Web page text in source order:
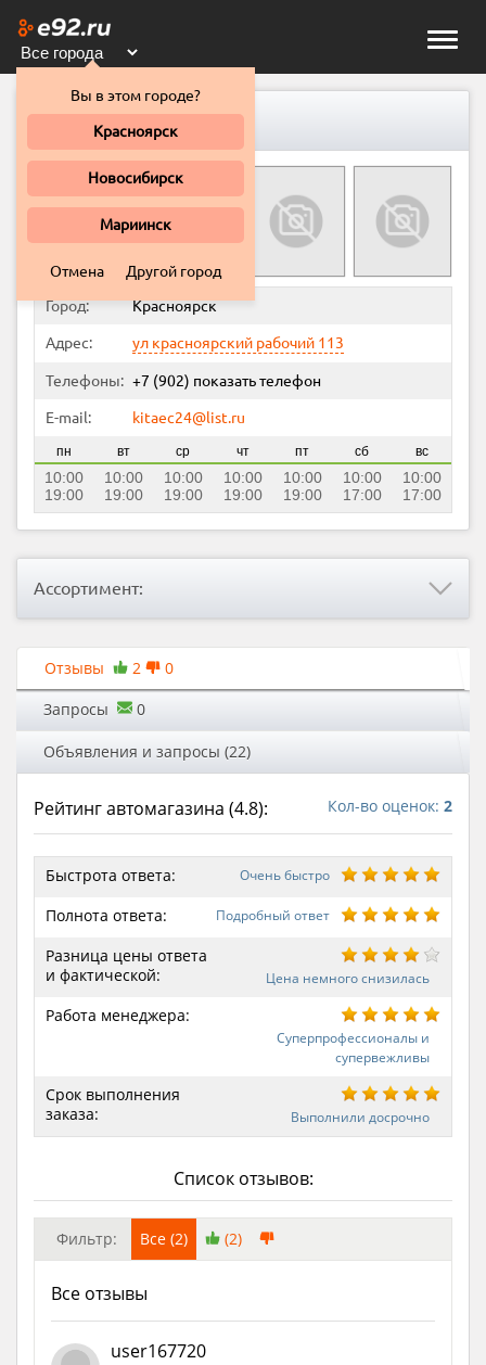
Toggle
Вы в этом городе?
Красноярск
Новосибирск
Мариинск
Отмена Другой город
КИТАЕЦ
Город: Красноярск
Адрес: ул красноярский рабочий 113
Телефоны: +7 (902) показать телефон
E-mail: kitaec24@list.ru
пн вт ср чт пт сб вс
10:00
19:00
10:00
19:00
10:00
19:00
10:00
19:00
10:00
19:00
10:00
17:00
10:00
17:00
Ассортимент:
Отзывы 2 0
Запросы 0
Объявления и запросы (22)
Кол-во оценок: 2
Рейтинг автомагазина (4.8):
Быстрота ответа: Очень быстро
Полнота ответа: Подробный ответ
Разница цены ответа
и фактической:
Цена немного снизилась
Работа менеджера:
Суперпрофессионалы и
супервежливы
Срок выполнения
заказа:
Выполнили досрочно
Список отзывов:
Фильтр: Все (2) (2)
Все отзывы
user167720